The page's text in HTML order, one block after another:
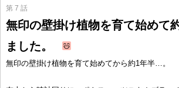
第 7 話
無印の壁掛け植物を育て始めて
ました。
無印の壁掛け植物を育て始めてから約1年半…。